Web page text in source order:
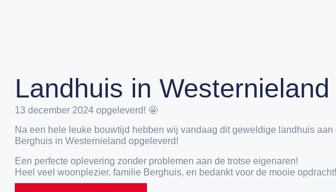
Landhuis in Westernieland
13 december 2024 opgeleverd! 🤩
Na een hele leuke bouwtijd hebben wij vandaag dit geweldige landhuis aan
Berghuis in Westernieland opgeleverd!
Een perfecte oplevering zonder problemen aan de trotse eigenaren!
Heel veel woonplezier, familie Berghuis, en bedankt voor de mooie opdracht!